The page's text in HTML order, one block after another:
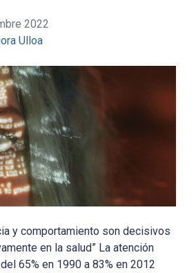
2022
Ulloa
y comportamiento son decisivos
en la salud” La atención
65% en 1990 a 83% en 2012